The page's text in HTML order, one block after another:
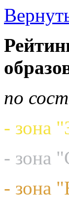
по
- зона
- зона
- зона